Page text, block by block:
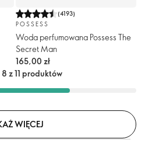
(4193)
POSSESS
Woda perfumowana Possess The
Secret Man
165,00 zł
z 11 produktów
WIĘCEJ